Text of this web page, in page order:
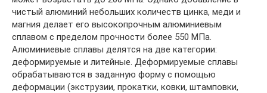
чистый алюминий небольших количеств цинка, меди и
магния делает его высокопрочным алюминиевым
сплавом с пределом прочности более 550 МПа.
Алюминиевые сплавы делятся на две категории:
деформируемые и литейные. Деформируемые сплавы
обрабатываются в заданную форму с помощью
деформации (экструзии, прокатки, ковки, штамповки,